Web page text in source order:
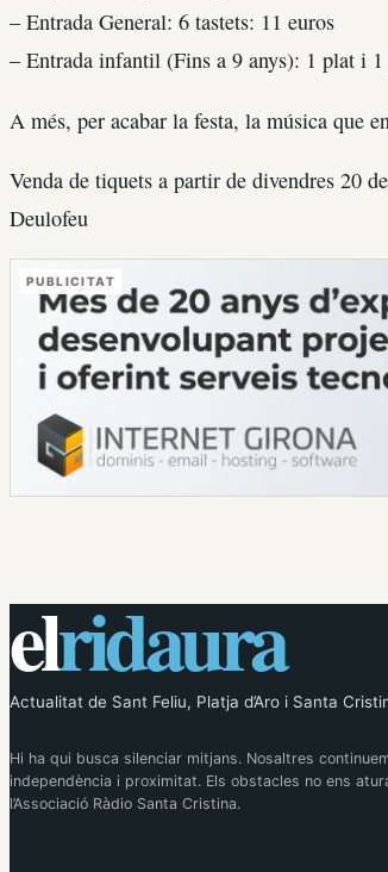
– Entrada General: 6 tastets: 11 euros
– Entrada infantil (Fins a 9 anys): 1 plat i 1
A més, per acabar la festa, la música que
Venda de tiquets a partir de divendres 20
Deulofeu
PUBLICITAT
elridaura
Actualitat de Sant Feliu, Platja d’Aro i Santa
Hi ha qui busca silenciar mitjans. Nosaltres
independència i proximitat. Els obstacles no ens
l’Associació Ràdio Santa Cristina.